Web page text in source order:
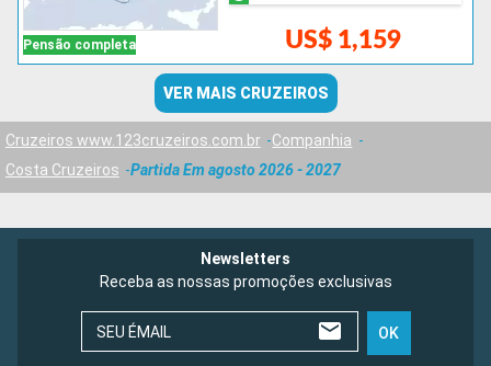
Pensão completa US$ 1,159
VER MAIS CRUZEIROS
Cruzeiros www.123cruzeiros.com.br
Companhia
Costa Cruzeiros
Partida Em agosto 2026 - 2027
Newsletters
Receba as nossas promoções exclusivas
SEU ÉMAIL OK